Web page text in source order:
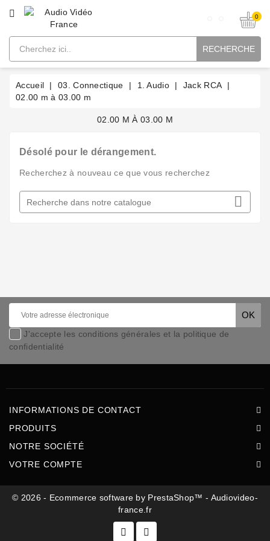
CATÉGORIE
RECHERCHE
0
Accueil 03. Connectique 1. Audio
Jack RCA
02.00 m à 03.00 m
02.00 M À 03.00 M
Désolé pour le dérangement.
Recherchez à nouveau ce que vous recherchez

J'accepte les conditions générales et la politique de
confidentialité
INFORMATIONS DE CONTACT
PRODUITS
NOTRE SOCIÉTÉ
VOTRE COMPTE
© 2026 - Ecommerce software by PrestaShop™ - Audiovideo-
france.fr